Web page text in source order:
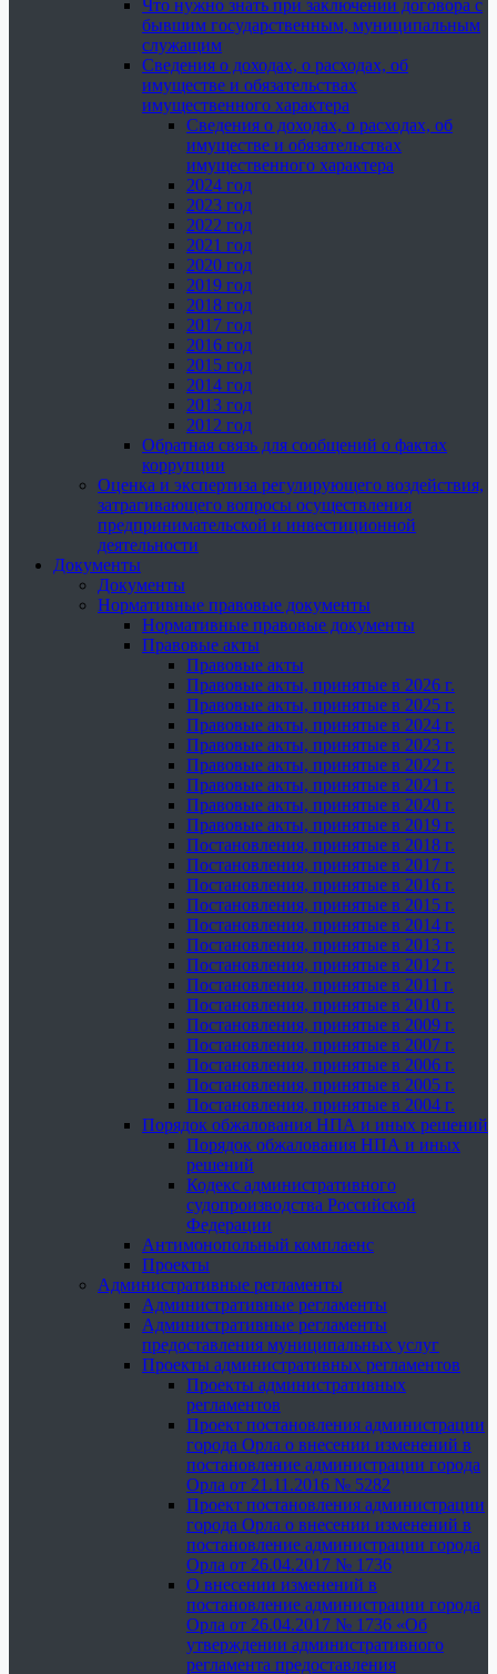
Что нужно знать при заключении договора с
бывшим государственным, муниципальным
служащим
Сведения о доходах, о расходах, об
имуществе и обязательствах
имущественного характера
Сведения о доходах, о расходах, об
имуществе и обязательствах
имущественного характера
2024 год
2023 год
2022 год
2021 год
2020 год
2019 год
2018 год
2017 год
2016 год
2015 год
2014 год
2013 год
2012 год
Обратная связь для сообщений о фактах
коррупции
Оценка и экспертиза регулирующего воздействия,
затрагивающего вопросы осуществления
предпринимательской и инвестиционной
деятельности
Документы
Документы
Нормативные правовые документы
Нормативные правовые документы
Правовые акты
Правовые акты
Правовые акты, принятые в 2026 г.
Правовые акты, принятые в 2025 г.
Правовые акты, принятые в 2024 г.
Правовые акты, принятые в 2023 г.
Правовые акты, принятые в 2022 г.
Правовые акты, принятые в 2021 г.
Правовые акты, принятые в 2020 г.
Правовые акты, принятые в 2019 г.
Постановления, принятые в 2018 г.
Постановления, принятые в 2017 г.
Постановления, принятые в 2016 г.
Постановления, принятые в 2015 г.
Постановления, принятые в 2014 г.
Постановления, принятые в 2013 г.
Постановления, принятые в 2012 г.
Постановления, принятые в 2011 г.
Постановления, принятые в 2010 г.
Постановления, принятые в 2009 г.
Постановления, принятые в 2007 г.
Постановления, принятые в 2006 г.
Постановления, принятые в 2005 г.
Постановления, принятые в 2004 г.
Порядок обжалования НПА и иных решений
Порядок обжалования НПА и иных
решений
Кодекс административного
судопроизводства Российской
Федерации
Антимонопольный комплаенс
Проекты
Административные регламенты
Административные регламенты
Административные регламенты
предоставления муниципальных услуг
Проекты административных регламентов
Проекты административных
регламентов
Проект постановления администрации
города Орла о внесении изменений в
постановление администрации города
Орла от 21.11.2016 № 5282
Проект постановления администрации
города Орла о внесении изменений в
постановление администрации города
Орла от 26.04.2017 № 1736
О внесении изменений в
постановление администрации города
Орла от 26.04.2017 № 1736 «Об
утверждении административного
регламента предоставления